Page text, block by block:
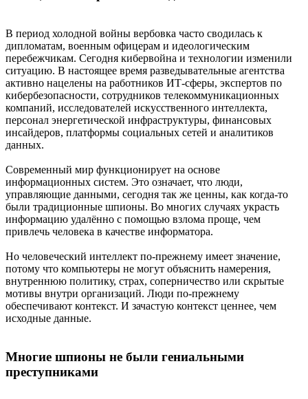
В период холодной войны вербовка часто сводилась к
дипломатам, военным офицерам и идеологическим
перебежчикам. Сегодня кибервойна и технологии изменили
ситуацию. В настоящее время разведывательные агентства
активно нацелены на работников ИТ-сферы, экспертов по
кибербезопасности, сотрудников телекоммуникационных
компаний, исследователей искусственного интеллекта,
персонал энергетической инфраструктуры, финансовых
инсайдеров, платформы социальных сетей и аналитиков
данных.
Современный мир функционирует на основе
информационных систем. Это означает, что люди,
управляющие данными, сегодня так же ценны, как когда-то
были традиционные шпионы. Во многих случаях украсть
информацию удалённо с помощью взлома проще, чем
привлечь человека в качестве информатора.
Но человеческий интеллект по-прежнему имеет значение,
потому что компьютеры не могут объяснить намерения,
внутреннюю политику, страх, соперничество или скрытые
мотивы внутри организаций. Люди по-прежнему
обеспечивают контекст. И зачастую контекст ценнее, чем
исходные данные.
Многие шпионы не были гениальными
преступниками